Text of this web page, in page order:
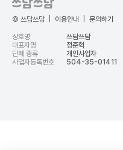
© 쓰담쓰담 이용안내 문의하기
상호명
쓰담쓰담
대표자명
정준혁
단체 종류
개인사업자
사업자등록번호
504-35-01411